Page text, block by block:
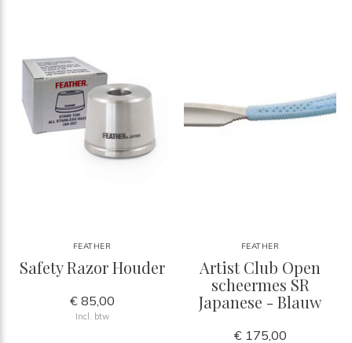
FEATHER
Safety Razor Houder
€ 85,00
Incl. btw
FEATHER
Artist Club Open
scheermes SR
Japanese - Blauw
€ 175,00